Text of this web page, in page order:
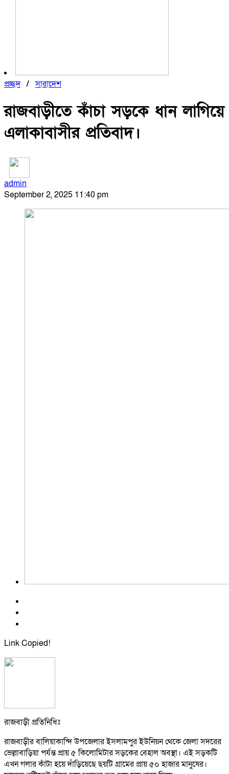
প্রচ্ছদ/সারাদেশ
রাজবাড়ীতে কাঁচা সড়কে ধান লাগিয়ে
এলাকাবাসীর প্রতিবাদ।
admin
September 2, 2025 11:40 pm
Link Copied!
রাজবাড়ী প্রতিনিধিঃ
রাজবাড়ীর বালিয়াকান্দি উপজেলার ইসলামপুর ইউনিয়ন থেকে জেলা সদরের
ভেল্লাবাড়িয়া পর্যন্ত প্রায় ৫ কিলোমিটার সড়কের বেহাল অবস্থা। এই সড়কটি
এখন গলার কাঁটা হয়ে দাঁড়িয়েছে ছয়টি গ্রামের প্রায় ৫০ হাজার মানুষের।